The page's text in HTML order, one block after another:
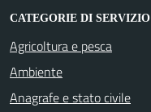
CATEGORIE DI SERVIZIO
Agricoltura e pesca
Ambiente
Anagrafe e stato civile